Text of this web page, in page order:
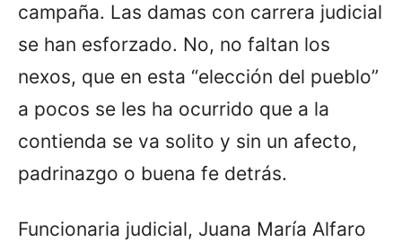
campaña. Las damas con carrera judicial
se han esforzado. No, no faltan los
nexos, que en esta “elección del pueblo”
a pocos se les ha ocurrido que a la
contienda se va solito y sin un afecto,
padrinazgo o buena fe detrás.
Funcionaria judicial, Juana María Alfaro